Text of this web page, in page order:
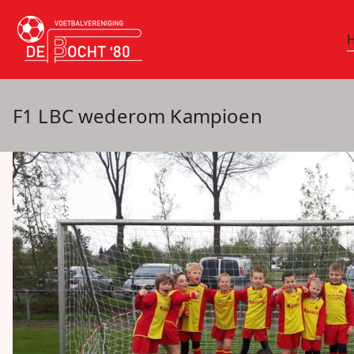
naar
inhoud
vv De Bocht
F1 LBC wederom Kampioen